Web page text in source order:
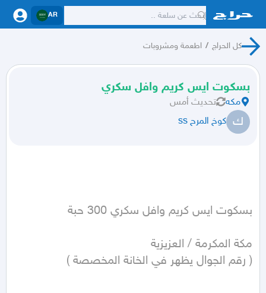
AR
كل الحراج / اطعمة ومشروبات
بسكوت ايس كريم وافل سكري
مكه تحديث أمس
ك كوخ المرح ss
( رقم الجوال يظهر في الخانة المخصصة )